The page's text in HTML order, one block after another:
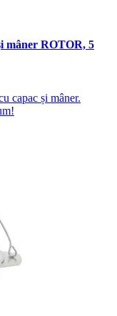
mâner ROTOR, 5
capac și mâner.